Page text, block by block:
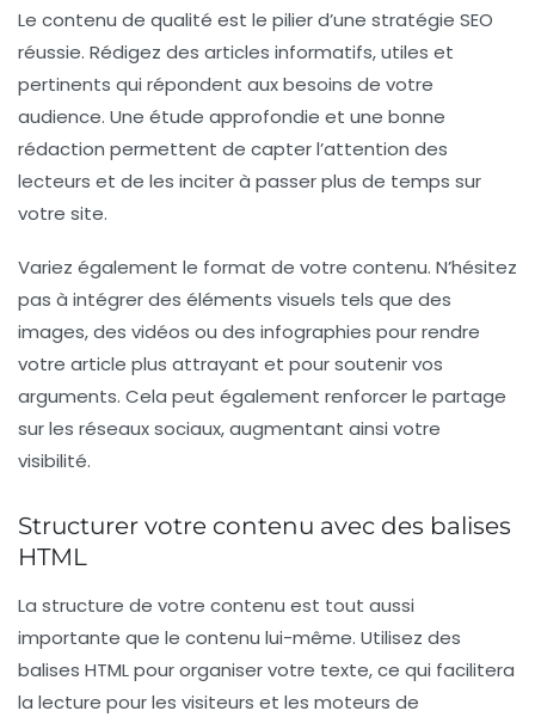
Le contenu de qualité est le pilier d’une stratégie SEO
réussie. Rédigez des articles informatifs, utiles et
pertinents qui répondent aux besoins de votre
audience. Une étude approfondie et une bonne
rédaction permettent de capter l’attention des
lecteurs et de les inciter à passer plus de temps sur
votre site.
Variez également le format de votre contenu. N’hésitez
pas à intégrer des éléments visuels tels que des
images, des vidéos ou des infographies pour rendre
votre article plus attrayant et pour soutenir vos
arguments. Cela peut également renforcer le partage
sur les réseaux sociaux, augmentant ainsi votre
visibilité.
Structurer votre contenu avec des balises
HTML
La structure de votre contenu est tout aussi
importante que le contenu lui-même. Utilisez des
balises HTML pour organiser votre texte, ce qui facilitera
la lecture pour les visiteurs et les moteurs de